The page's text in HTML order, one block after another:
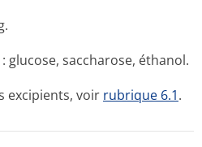
glucose, saccharose, éthanol.
excipients, voir rubrique 6.1.